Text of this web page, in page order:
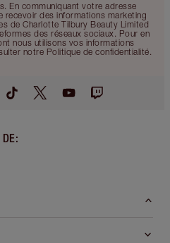
En communiquant votre adresse
recevoir des informations marketing
de Charlotte Tilbury Beauty Limited
des réseaux sociaux. Pour en
nous utilisons vos informations
notre Politique de confidentialité.
: